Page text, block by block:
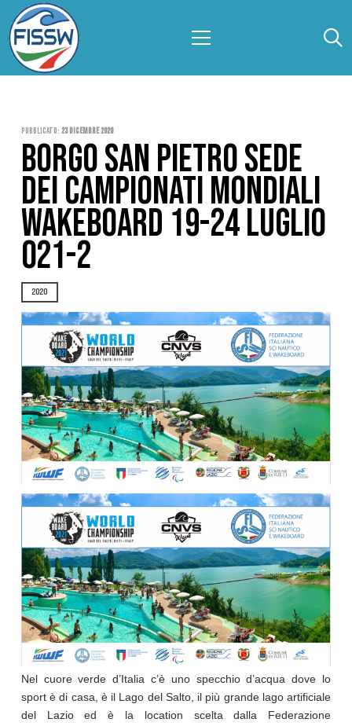
Pubblicato: 23 Dicembre 2020
BORGO SAN PIETRO SEDE
DEI CAMPIONATI MONDIALI
WAKEBOARD 19-24 LUGLIO
021-2
2020
Nel cuore verde d’Italia c’è uno specchio d’acqua dove lo
sport è di casa, è il Lago del Salto, il più grande lago artificiale
del Lazio ed è la location scelta dalla Federazione